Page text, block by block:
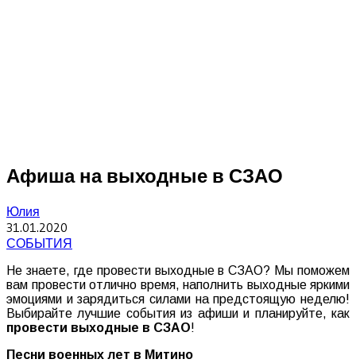
Афиша на выходные в СЗАО
Юлия
31.01.2020
СОБЫТИЯ
Не знаете, где провести выходные в СЗАО? Мы поможем
вам провести отлично время, наполнить выходные яркими
эмоциями и зарядиться силами на предстоящую неделю!
Выбирайте лучшие события из афиши и планируйте, как
провести выходные в СЗАО!
Песни военных лет в Митино